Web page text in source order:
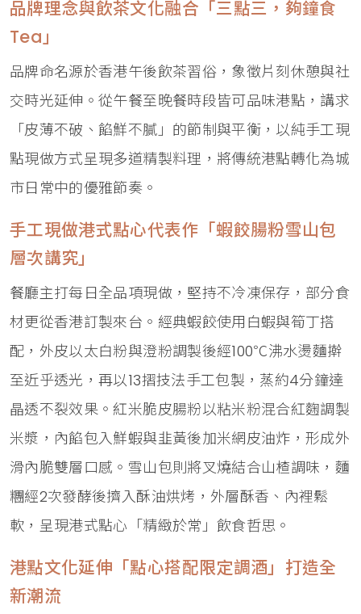
品牌理念與飲茶文化融合「三點三，夠鐘食
Tea」
品牌命名源於香港午後飲茶習俗，象徵片刻休憩與社
交時光延伸。從午餐至晚餐時段皆可品味港點，講求
「皮薄不破、餡鮮不膩」的節制與平衡，以純手工現
點現做方式呈現多道精製料理，將傳統港點轉化為城
市日常中的優雅節奏。
手工現做港式點心代表作「蝦餃腸粉雪山包
層次講究」
餐廳主打每日全品項現做，堅持不冷凍保存，部分食
材更從香港訂製來台。經典蝦餃使用白蝦與筍丁搭
配，外皮以太白粉與澄粉調製後經100℃沸水燙麵擀
至近乎透光，再以13摺技法手工包製，蒸約4分鐘達
晶透不裂效果。紅米脆皮腸粉以粘米粉混合紅麴調製
米漿，內餡包入鮮蝦與韭黃後加米網皮油炸，形成外
滑內脆雙層口感。雪山包則將叉燒結合山楂調味，麵
糰經2次發酵後擠入酥油烘烤，外層酥香、內裡鬆
軟，呈現港式點心「精緻於常」飲食哲思。
港點文化延伸「點心搭配限定調酒」打造全
新潮流